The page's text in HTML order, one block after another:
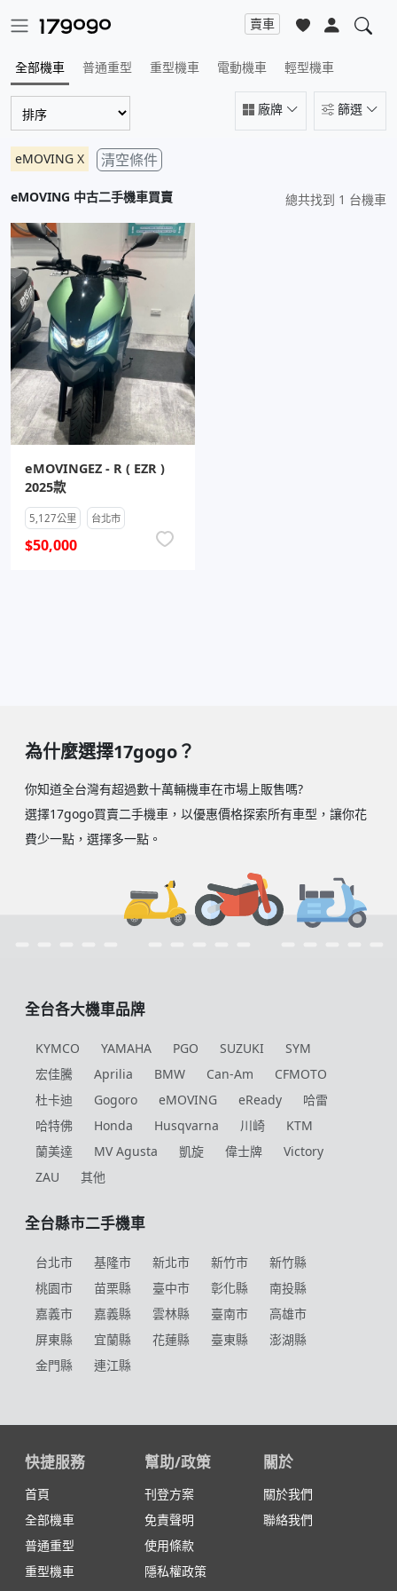
賣車
全部機車 普通重型 重型機車 電動機車 輕型機車
廠牌 篩選
eMOVING X 清空條件
eMOVING 中古二手機車買賣 總共找到 1 台機車
eMOVINGEZ - R ( EZR )
2025款
5,127公里 台北市
$50,000
為什麼選擇17gogo？
你知道全台灣有超過數十萬輛機車在市場上販售嗎?
選擇17gogo買賣二手機車，以優惠價格探索所有車型，讓你花
費少一點，選擇多一點。
全台各大機車品牌
KYMCO YAMAHA PGO SUZUKI
SYM
宏佳騰
Aprilia BMW Can-Am
CFMOTO
杜卡迪
Gogoro eMOVING eReady
哈雷
哈特佛
Honda Husqvarna 川崎
KTM
蘭美達
MV Agusta 凱旋 偉士牌
Victory
ZAU
其他
全台縣市二手機車
台北市 基隆市 新北市 新竹市
新竹縣
桃園市
苗栗縣 臺中市 彰化縣
南投縣
嘉義市
嘉義縣 雲林縣 臺南市
高雄市
屏東縣
宜蘭縣 花蓮縣 臺東縣
澎湖縣
金門縣
連江縣
快捷服務
首頁
全部機車
普通重型
重型機車
幫助/政策
刊登方案
免責聲明
使用條款
隱私權政策
關於
關於我們
聯絡我們